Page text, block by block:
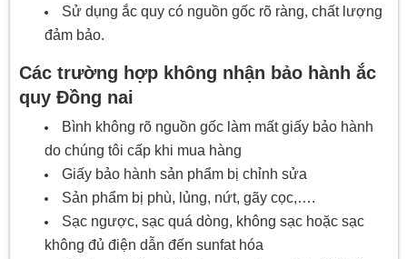
Sử dụng ắc quy có nguồn gốc rõ ràng, chất lượng
đảm bảo.
Các trường hợp không nhận bảo hành ắc
quy Đồng nai
Bình không rõ nguồn gốc làm mất giấy bảo hành
do chúng tôi cấp khi mua hàng
Giấy bảo hành sản phẩm bị chỉnh sửa
Sản phẩm bị phù, lủng, nứt, gãy cọc,….
Sạc ngược, sạc quá dòng, không sạc hoặc sạc
không đủ điện dẫn đến sunfat hóa